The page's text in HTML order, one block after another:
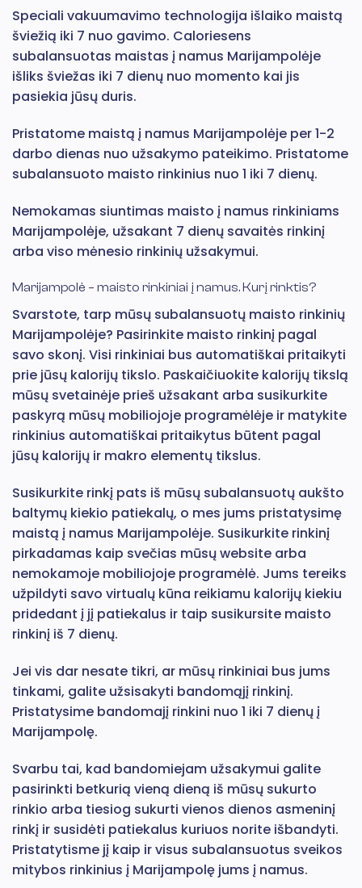
Speciali vakuumavimo technologija išlaiko maistą
šviežią iki 7 nuo gavimo. Caloriesens
subalansuotas maistas į namus Marijampolėje
išliks šviežas iki 7 dienų nuo momento kai jis
pasiekia jūsų duris.
Pristatome maistą į namus Marijampolėje per 1-2
darbo dienas nuo užsakymo pateikimo. Pristatome
subalansuoto maisto rinkinius nuo 1 iki 7 dienų.
Nemokamas siuntimas maisto į namus rinkiniams
Marijampolėje, užsakant 7 dienų savaitės rinkinį
arba viso mėnesio rinkinių užsakymui.
Marijampolė – maisto rinkiniai į namus. Kurį rinktis?
Svarstote, tarp mūsų subalansuotų maisto rinkinių
Marijampolėje? Pasirinkite maisto rinkinį pagal
savo skonį. Visi rinkiniai bus automatiškai pritaikyti
prie jūsų kalorijų tikslo. Paskaičiuokite kalorijų tikslą
mūsų svetainėje prieš užsakant arba susikurkite
paskyrą mūsų mobiliojoje programėlėje ir matykite
rinkinius automatiškai pritaikytus būtent pagal
jūsų kalorijų ir makro elementų tikslus.
Susikurkite rinkį pats iš mūsų subalansuotų aukšto
baltymų kiekio patiekalų, o mes jums pristatysimę
maistą į namus Marijampolėje. Susikurkite rinkinį
pirkadamas kaip svečias mūsų website arba
nemokamoje mobiliojoje programėlė. Jums tereiks
užpildyti savo virtualų kūna reikiamu kalorijų kiekiu
pridedant į jį patiekalus ir taip susikursite maisto
rinkinį iš 7 dienų.
Jei vis dar nesate tikri, ar mūsų rinkiniai bus jums
tinkami, galite užsisakyti bandomąjį rinkinį.
Pristatysime bandomajį rinkini nuo 1 iki 7 dienų į
Marijampolę.
Svarbu tai, kad bandomiejam užsakymui galite
pasirinkti betkurią vieną dieną iš mūsų sukurto
rinkio arba tiesiog sukurti vienos dienos asmeninį
rinkį ir susidėti patiekalus kuriuos norite išbandyti.
Pristatytisme jį kaip ir visus subalansuotus sveikos
mitybos rinkinius į Marijampolę jums į namus.